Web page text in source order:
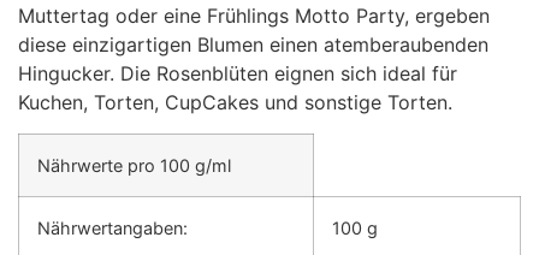
Muttertag oder eine Frühlings Motto Party, ergeben
diese einzigartigen Blumen einen atemberaubenden
Hingucker. Die Rosenblüten eignen sich ideal für
Kuchen, Torten, CupCakes und sonstige Torten.
Nährwerte pro 100 g/ml
Nährwertangaben: 100 g